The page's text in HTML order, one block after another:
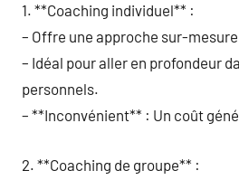
1. **Coaching individuel** :
– Offre une approche sur-
– Idéal pour aller en profondeur
personnels.
– **Inconvénient** : Un coût
2. **Coaching de groupe** :